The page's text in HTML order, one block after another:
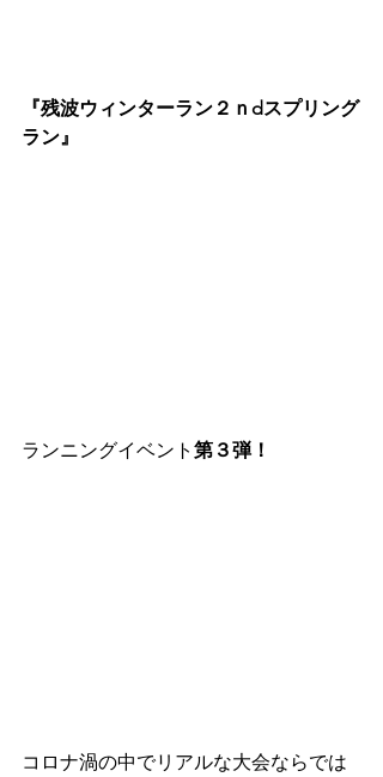
『残波ウィンターラン２ｎdスプリング
ラン』
ランニングイベント 第３弾！
コロナ渦の中でリアルな大会ならでは